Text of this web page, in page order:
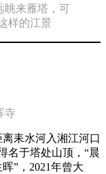
眺来雁塔，可
样的江景
寺
耒水河入湘江河口
名于塔处山顶，“晨
”，2021年曾大